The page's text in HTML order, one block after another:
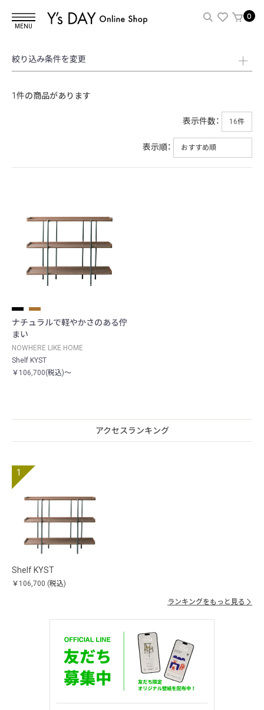
MENU
0
絞り込み条件を変更
1件の商品があります
表示件数：
表示順：
ナチュラルで軽やかさのある佇
まい
NOWHERE LIKE HOME
Shelf KYST
￥106,700(税込)～
アクセスランキング
Shelf KYST
￥106,700 (税込)
ランキングをもっと見る